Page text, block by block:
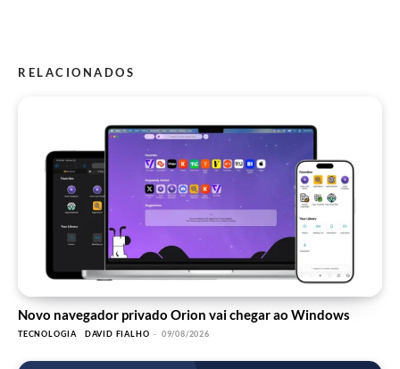
RELACIONADOS
Novo navegador privado Orion vai chegar ao Windows
TECNOLOGIA DAVID FIALHO - 09/08/2026